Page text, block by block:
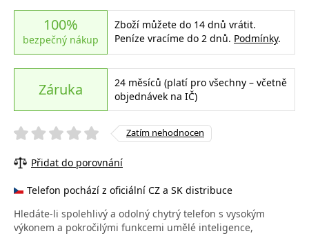
100%
bezpečný nákup
Zboží můžete do 14 dnů vrátit.
Peníze vracíme do 2 dnů. Podmínky.
Záruka
24 měsíců (platí pro všechny – včetně
objednávek na IČ)
Zatím nehodnocen
Přidat do porovnání
Telefon pochází z oficiální CZ a SK distribuce
Hledáte-li spolehlivý a odolný chytrý telefon s vysokým
výkonem a pokročilými funkcemi umělé inteligence,